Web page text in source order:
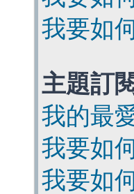
我要如
主題訂
我的最
我要如
我要如